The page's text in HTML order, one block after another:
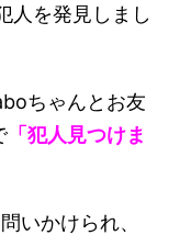
人を発見しまし
ちゃんとお友
「犯人見つけま
いかけられ、